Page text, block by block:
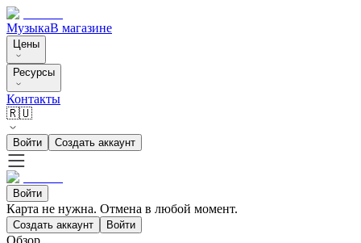
МузыкаВ магазине
Цены
Ресурсы
Контакты
🇷🇺
Войти Создать аккаунт
Войти
Карта не нужна. Отмена в любой момент.
Создать аккаунт Войти
Обзор